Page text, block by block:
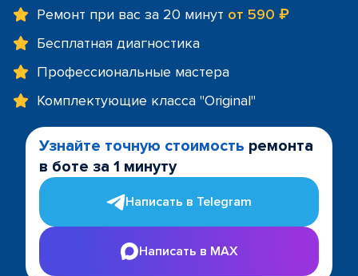
Ремонт при вас за 20 минут от 590 ₽
Бесплатная диагностика
Профессиональные мастера
Комплектующие класса "Original"
Узнайте точную стоимость ремонта
в боте за 1 минуту
Написать в Telegram
Написать в MAX